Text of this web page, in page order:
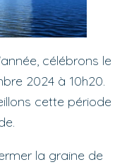
célébrons le
2024 à 10h20.
cette période
la graine de